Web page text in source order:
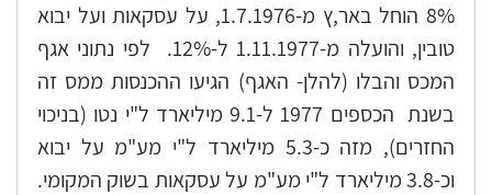
8% הוחל באר,ץ מ-1.7.1976, על עסקאות ועל יבוא
טובין, והועלה מ-1.11.1977 ל-12%. לפי נתוני אגף
המכס והבלו (להלן- האגף) הגיעו ההכנסות ממס זה
בשנת הכספים 1977 ל-9.1 מיליארד ל"י נטו (בניכוי
החזרים), מזה כ-5.3 מיליארד ל"י מע"מ על יבוא
וכ-3.8 מיליארד ל"י מע"מ על עסקאות בשוק המקומי.